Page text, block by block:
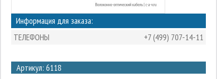
Информация для заказа:
ТЕЛЕФОНЫ
+7 (499) 707-14-11
Артикул: 6118
2